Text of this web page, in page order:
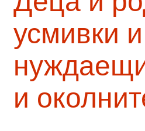
усмивки
и